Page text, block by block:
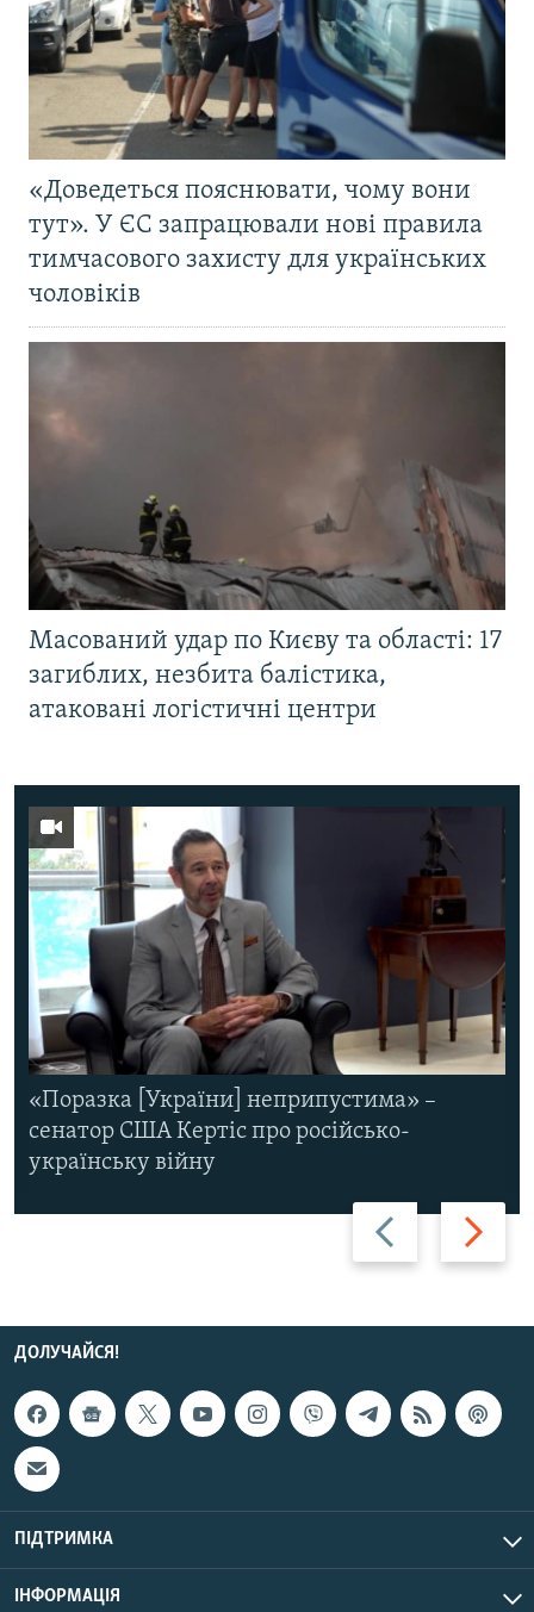
«Доведеться пояснювати, чому вони
тут». У ЄС запрацювали нові правила
тимчасового захисту для українських
чоловіків
Масований удар по Києву та області: 17
загиблих, незбита балістика,
атаковані логістичні центри
Назад Вперед
«Поразка [України] неприпустима» –
сенатор США Кертіс про російсько-
українську війну
ДОЛУЧАЙСЯ!
ПІДТРИМКА
ІНФОРМАЦІЯ